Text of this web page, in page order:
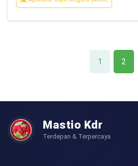
1 2
Mastio Kdr
Terdepan & Terpercaya